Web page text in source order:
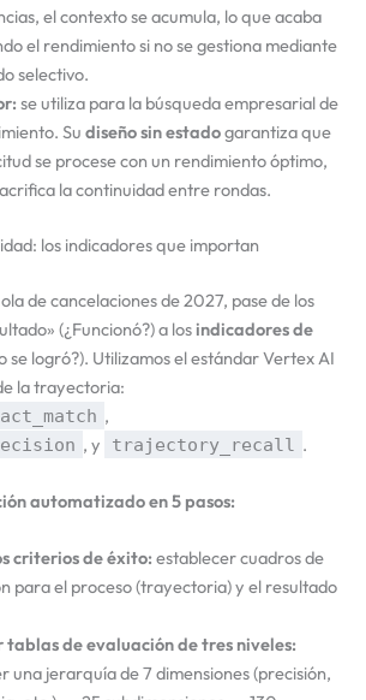
el contexto se acumula, lo que acaba
el rendimiento si no se gestiona mediante
selectivo.
se utiliza para la búsqueda empresarial de
Su diseño sin estadogarantiza que
se procese con un rendimiento óptimo,
la continuidad entre rondas.
los indicadores que importan
de cancelaciones de 2027, pase de los
(¿Funcionó?) a losindicadores de
se logró?). Utilizamos el estándar Vertex AI
la trayectoria:
,
, y trajectory_recall .
automatizado en 5 pasos:
criterios de éxito:establecer cuadros de
para el proceso (trayectoria) y el resultado
tablas de evaluación de tres niveles:
una jerarquía de 7 dimensiones (precisión,